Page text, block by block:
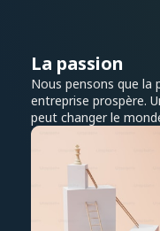
La passion
Nous pensons que la
entreprise prospère.
peut changer le